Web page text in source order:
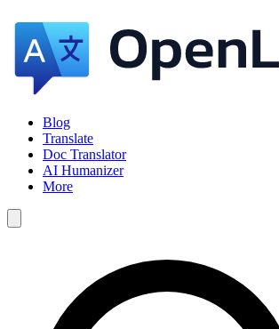
Blog
Translate
Doc Translator
AI Humanizer
More